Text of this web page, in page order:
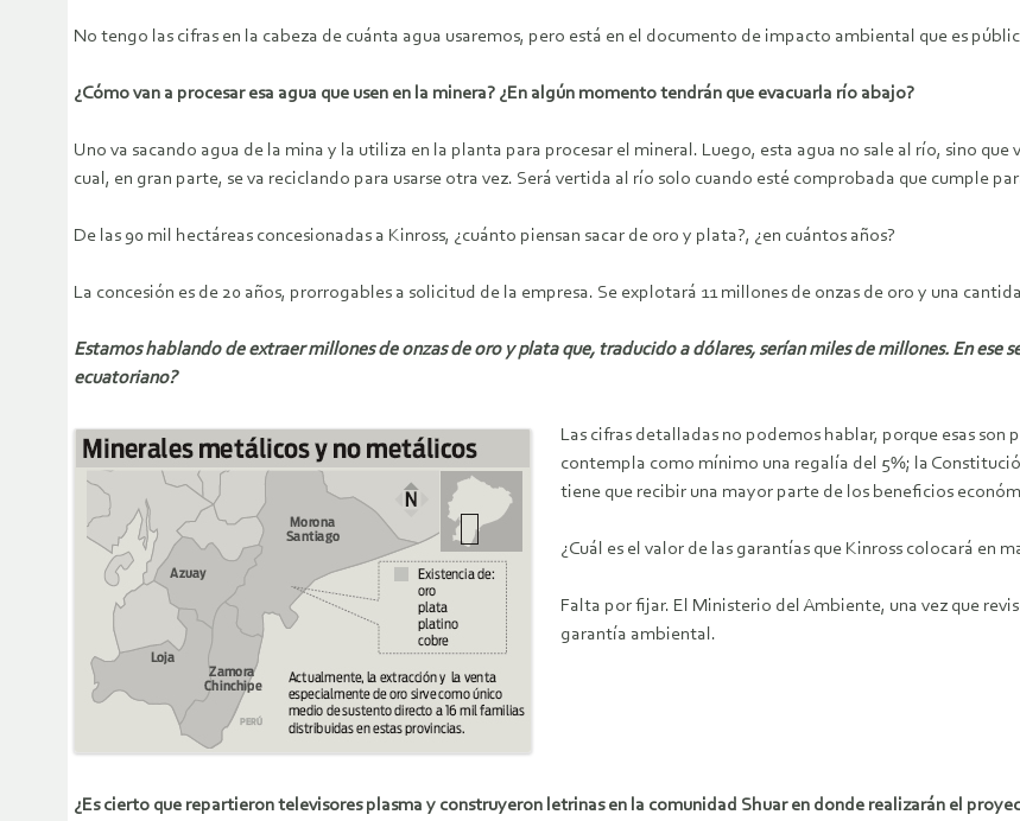
No tengo las cifras en la cabeza de cuánta agua usaremos, pero está en el documento de impacto ambiental que es
¿Cómo van a procesar esa agua que usen en la minera? ¿En algún momento tendrán que evacuarla río abajo?
Uno va sacando agua de la mina y la utiliza en la planta para procesar el mineral. Luego, esta agua no sale al río, sino
cual, en gran parte, se va reciclando para usarse otra vez. Será vertida al río solo cuando esté comprobada que cumple
De las 90 mil hectáreas concesionadas a Kinross, ¿cuánto piensan sacar de oro y plata?, ¿en cuántos años?
La concesión es de 20 años, prorrogables a solicitud de la empresa. Se explotará 11 millones de onzas de oro y una
Estamos hablando de extraer millones de onzas de oro y plata que, traducido a dólares, serían miles de millones. En
ecuatoriano?
Las cifras detalladas no podemos hablar, porque esas
contempla como mínimo una regalía del 5%; la
tiene que recibir una mayor parte de los beneficios
¿Cuál es el valor de las garantías que Kinross colocará en
Falta por fijar. El Ministerio del Ambiente, una vez que
garantía ambiental.
¿Es cierto que repartieron televisores plasma y construyeron letrinas en la comunidad Shuar en donde realizarán el